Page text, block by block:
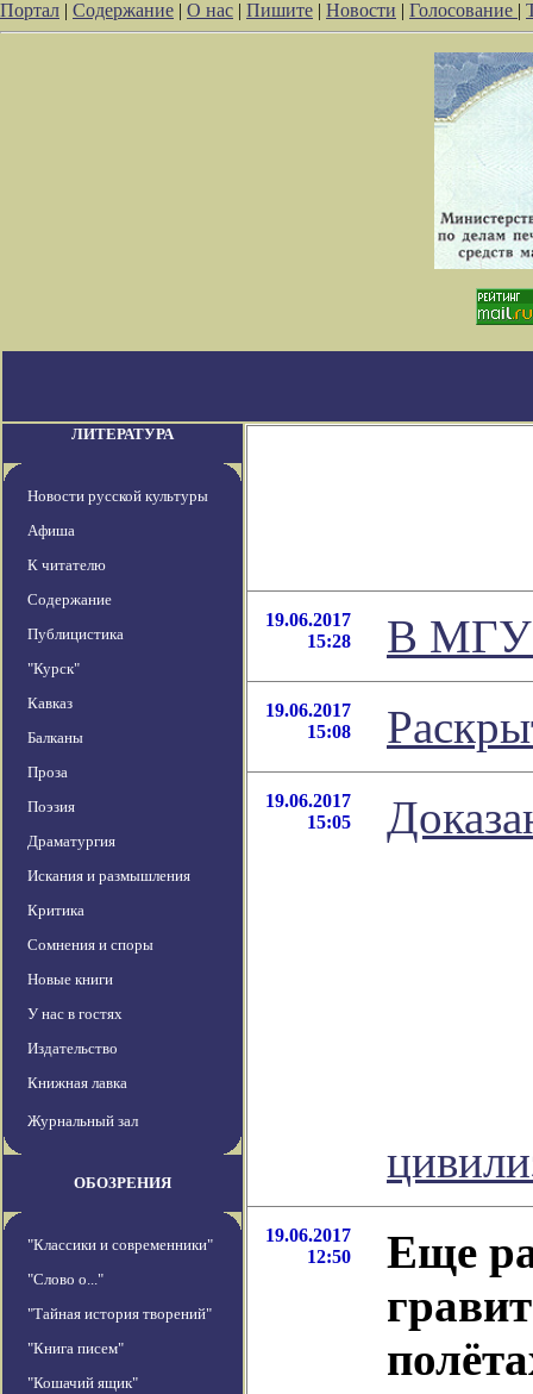
Портал | Содержание | О нас | Пишите | Новости | Голосование |
ЛИТЕРАТУРА
Новости русской культуры
Афиша
К читателю
Содержание
Публицистика
"Курск"
Кавказ
Балканы
Проза
Поэзия
Драматургия
Искания и размышления
Критика
Сомнения и споры
Новые книги
У нас в гостях
Издательство
Книжная лавка
Журнальный зал
ОБОЗРЕНИЯ
"Классики и современники"
"Слово о..."
"Тайная история творений"
"Книга писем"
"Кошачий ящик"
19.06.2017
15:28
В МГУ
19.06.2017
15:08
19.06.2017
15:05
19.06.2017
12:50
Еще